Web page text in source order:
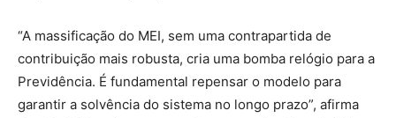
“A massificação do MEI, sem uma contrapartida de
contribuição mais robusta, cria uma bomba relógio para a
Previdência. É fundamental repensar o modelo para
garantir a solvência do sistema no longo prazo”, afirma